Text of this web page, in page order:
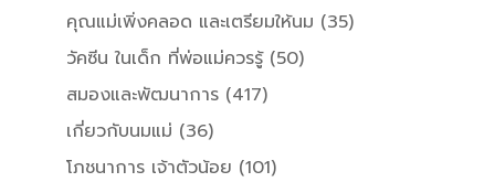
คุณแม่เพิ่งคลอด และเตรียมให้นม (35)
วัคซีน ในเด็ก ที่พ่อแม่ควรรู้(50)
สมองและพัฒนาการ(417)
เกี่ยวกับนมแม่ (36)
โภชนาการ เจ้าตัวน้อย (101)